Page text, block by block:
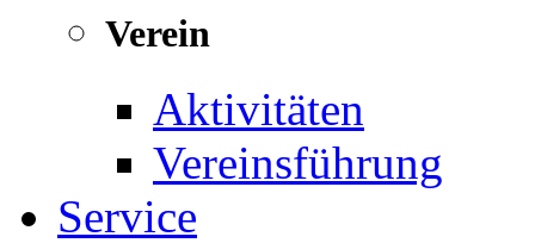
Verein
Aktivitäten
Vereinsführung
Service